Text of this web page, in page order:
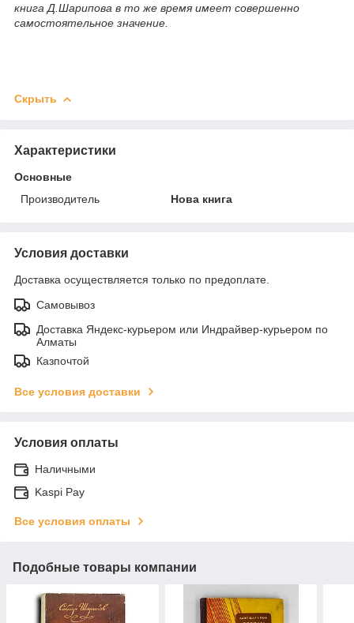
книга Д.Шарипова в то же время имеет совершенно
самостоятельное значение.
Скрыть
Характеристики
Основные
Производитель
Нова книга
Условия доставки
Доставка осуществляется только по предоплате.
Самовывоз
Доставка Яндекс-курьером или Индрайвер-курьером по
Алматы
Казпочтой
Все условия доставки
Условия оплаты
Наличными
Kaspi Pay
Все условия оплаты
Подобные товары компании